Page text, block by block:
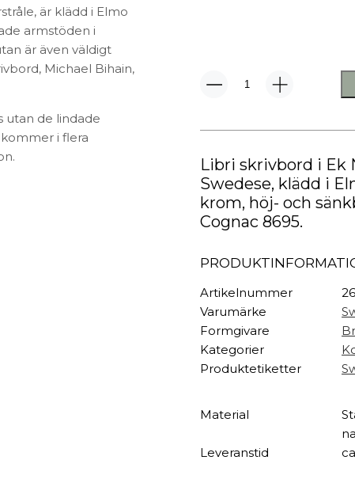
Vägglampor
TEXTIL
Kuddar & täcken
Överkast
HALL
Galgar
Hallbänkar
Klädhängare
Krokar
Hallmattor
är klädd i Elmo
armstöden i
är även väldigt
Michael Bihain,
utan de lindade
i flera
Stella
Nordic
Libri
Skrivbord
Ek
mängd
Libri skrivbord i Ek
Swedese, klädd i
krom, höj- och
Cognac 8695.
Artikelnummer
Varumärke
Formgivare
Kategorier
Produktetiketter
Material
Leveranstid